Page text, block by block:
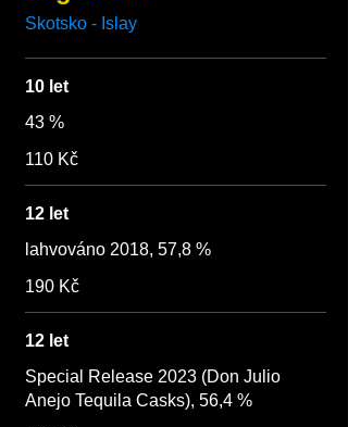
Skotsko - Islay
10 let
43 %
110 Kč
12 let
lahvováno 2018, 57,8 %
190 Kč
12 let
Special Release 2023 (Don Julio
Anejo Tequila Casks), 56,4 %